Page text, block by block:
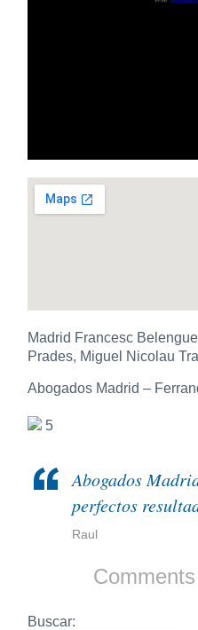
Madrid Francesc
Prades, Miguel Nicolau
Abogados Madrid –
5
Abogados
perfectos
Raul
Buscar: